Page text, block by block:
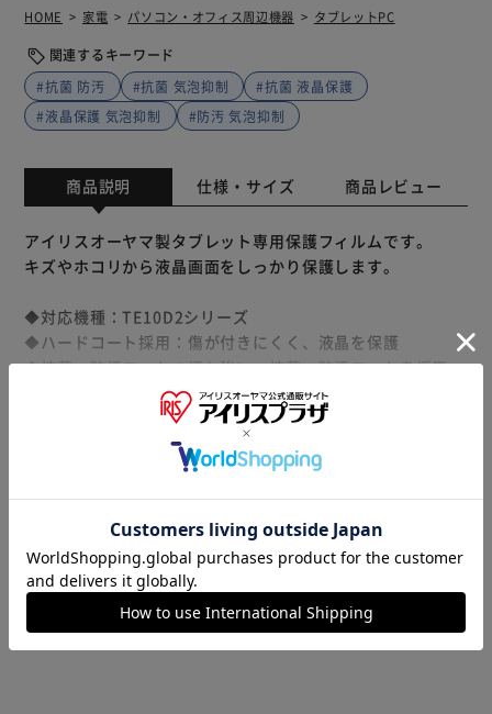
HOME 家電 パソコン・オフィス周辺機器 タブレットPC
関連するキーワード
#抗菌 防汚
#抗菌 気泡抑制
#抗菌 液晶保護
#液晶保護 気泡抑制
#防汚 気泡抑制
商品説明 仕様・サイズ 商品レビュー
アイリスオーヤマ製タブレット専用保護フィルムです。
キズやホコリから液晶画面をしっかり保護します。
◆対応機種：TE10D2シリーズ
◆ハードコート採用：傷が付きにくく、液晶を保護
◆抗菌・防汚コート：汚れ強い、抗菌・防汚コートを採用
◆気泡抑制：特殊シリコーン膜により、気泡が抜けやすく残
◆貼り直し可能：再剥離性に優れ、水洗いすることで貼り直
もっと見る
※製品は予告なく仕様を変更する場合がございます。あらか
商品情報